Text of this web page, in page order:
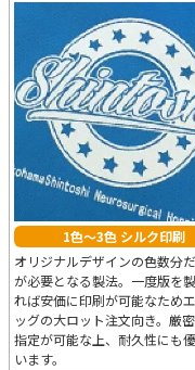
1色～3色 シルク印刷
オリジナルデザインの色数分
が必要となる製法。一度版を
れば安価に印刷が可能なため
ッグの大ロット注文向き。厳
指定が可能な上、耐久性にも
います。